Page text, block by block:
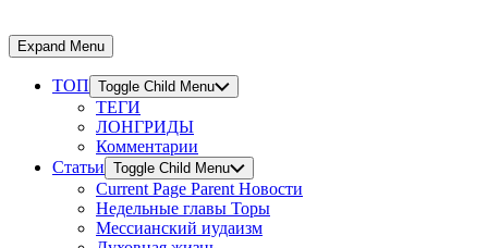
Expand Menu
ТОП Toggle Child Menu
ТЕГИ
ЛОНГРИДЫ
Комментарии
Статьи Toggle Child Menu
Current Page Parent Новости
Недельные главы Торы
Мессианский иудаизм